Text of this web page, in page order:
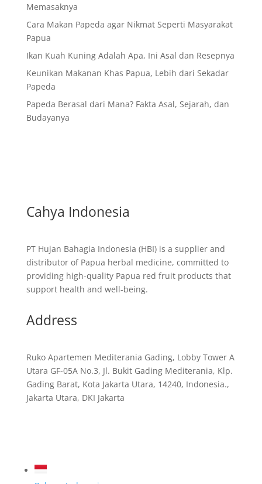
Memasaknya
Cara Makan Papeda agar Nikmat Seperti Masyarakat
Papua
Ikan Kuah Kuning Adalah Apa, Ini Asal dan Resepnya
Keunikan Makanan Khas Papua, Lebih dari Sekadar
Papeda
Papeda Berasal dari Mana? Fakta Asal, Sejarah, dan
Budayanya
Cahya Indonesia
PT Hujan Bahagia Indonesia (HBI) is a supplier and
distributor of Papua herbal medicine, committed to
providing high-quality Papua red fruit products that
support health and well-being.
Address
Ruko Apartemen Mediterania Gading, Lobby Tower A
Utara GF-05A No.3, Jl. Bukit Gading Mediterania, Klp.
Gading Barat, Kota Jakarta Utara, 14240, Indonesia.,
Jakarta Utara, DKI Jakarta